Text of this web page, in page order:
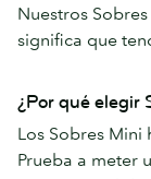
Nuestros
significa que
¿Por qué elegir
Los Sobres Mini
Prueba a meter